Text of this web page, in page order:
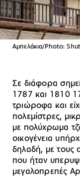
Αμπελάκια/Photo:
Σε διάφορα
1787 και 1810
τριώροφα και
πολεμίστρες,
με πολύχρωμα
οικογένεια
δηλαδή, με τους
που ήταν
μεγαλοπρεπές